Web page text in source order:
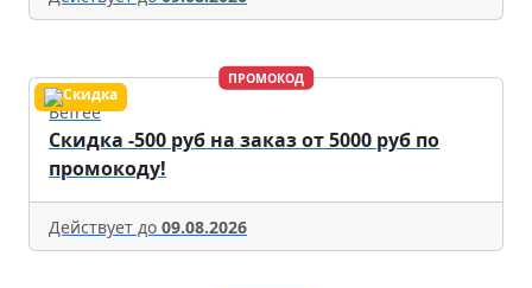
ПРОМОКОД
Befree
Скидка -500 руб на заказ от 5000 руб по
промокоду!
Действует до 09.08.2026